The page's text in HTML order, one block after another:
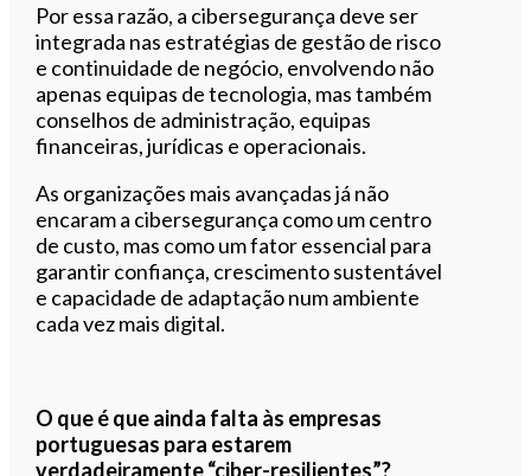
Por essa razão, a cibersegurança deve ser
integrada nas estratégias de gestão de risco
e continuidade de negócio, envolvendo não
apenas equipas de tecnologia, mas também
conselhos de administração, equipas
financeiras, jurídicas e operacionais.
As organizações mais avançadas já não
encaram a cibersegurança como um centro
de custo, mas como um fator essencial para
garantir confiança, crescimento sustentável
e capacidade de adaptação num ambiente
cada vez mais digital.
O que é que ainda falta às empresas
portuguesas para estarem
verdadeiramente “ciber-resilientes”?